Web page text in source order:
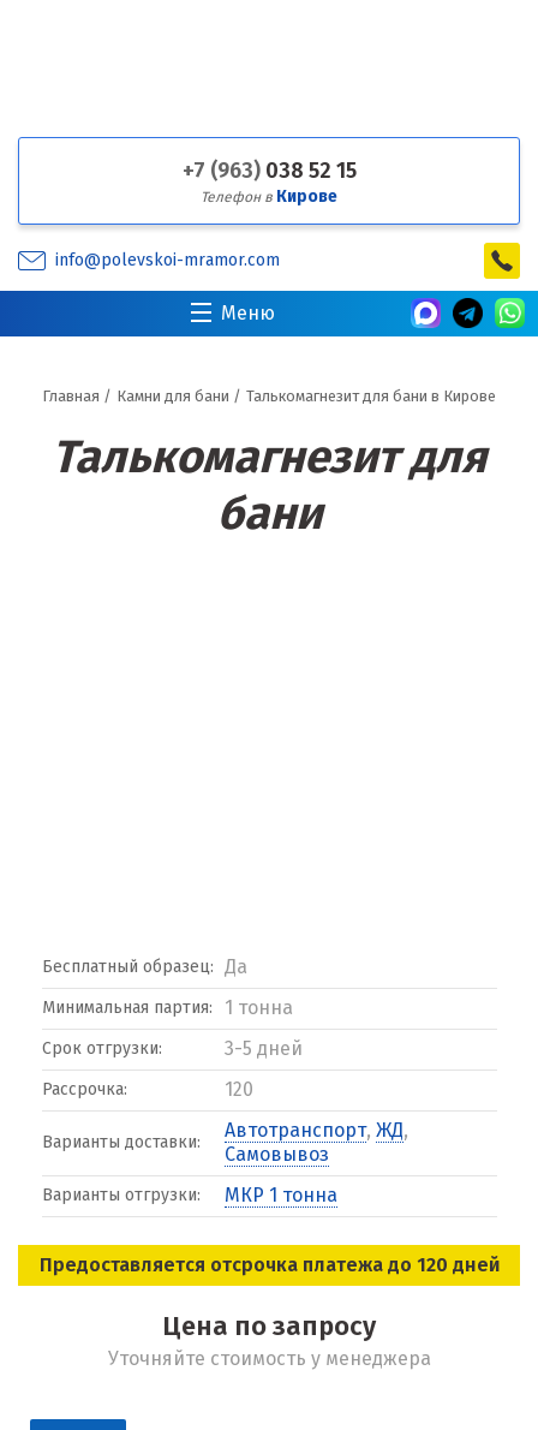
+7 (963) 038 52 15
Телефон в Кирове
info@polevskoi-mramor.com
Меню
Главная / Камни для бани / Талькомагнезит для бани в Кирове
Талькомагнезит для
бани
Бесплатный образец: Да
Минимальная партия: 1 тонна
Срок отгрузки: 3-5 дней
Рассрочка: 120
Варианты доставки:
Автотранспорт, ЖД,
Самовывоз
Варианты отгрузки: МКР 1 тонна
Предоставляется отсрочка платежа до 120 дней
Цена по запросу
Уточняйте стоимость у менеджера